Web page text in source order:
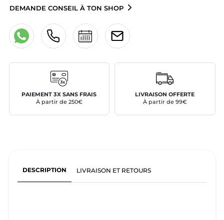
DEMANDE CONSEIL À TON SHOP
PAIEMENT 3X SANS FRAIS
À partir de 250€
LIVRAISON OFFERTE
À partir de 99€
DESCRIPTION LIVRAISON ET RETOURS